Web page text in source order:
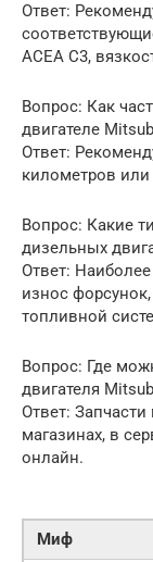
Ответ:
ACEA C3,
Вопрос: Как
двигателе
Ответ:
километров или
Вопрос: Какие
дизельных
Ответ:
износ
топливной
Вопрос: Где
двигателя
Ответ:
магазинах, в
онлайн.
Миф